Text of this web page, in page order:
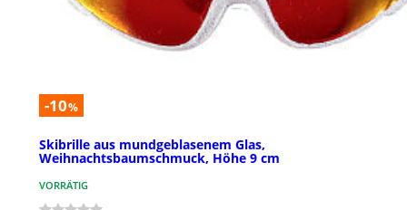
-10%
Skibrille aus mundgeblasenem Glas,
Weihnachtsbaumschmuck, Höhe 9 cm
VORRÄTIG